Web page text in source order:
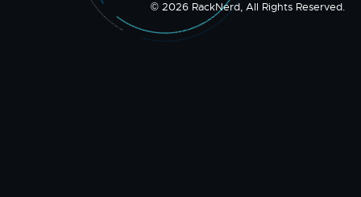
© 2026 RackNerd, All Rights Reserved.